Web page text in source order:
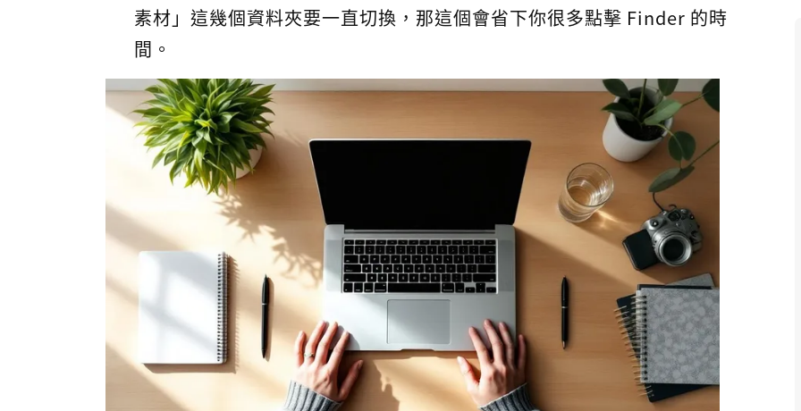
素材」這幾個資料夾要一直切換，那這個會省下你很多點擊 Finder 的時
間。